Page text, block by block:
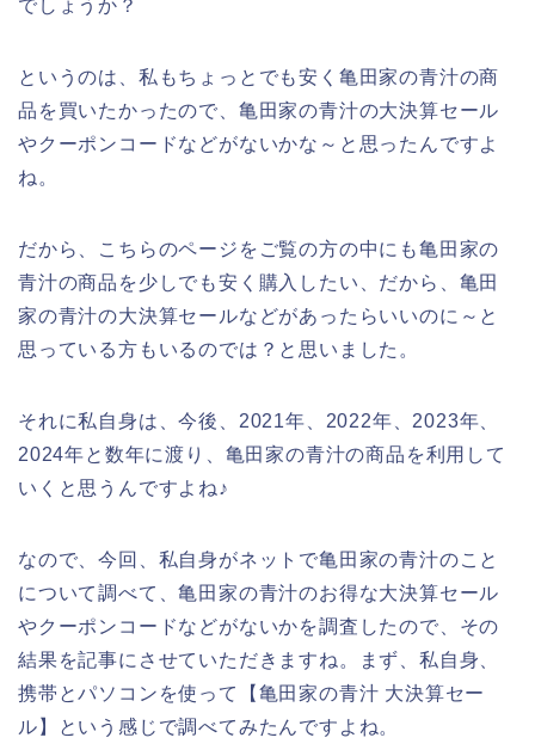
でしょうか？
というのは、私もちょっとでも安く亀田家の青汁の商
品を買いたかったので、亀田家の青汁の大決算セール
やクーポンコードなどがないかな～と思ったんですよ
ね。
だから、こちらのページをご覧の方の中にも亀田家の
青汁の商品を少しでも安く購入したい、だから、亀田
家の青汁の大決算セールなどがあったらいいのに～と
思っている方もいるのでは？と思いました。
それに私自身は、今後、2021年、2022年、2023年、
2024年と数年に渡り、亀田家の青汁の商品を利用して
いくと思うんですよね♪
なので、今回、私自身がネットで亀田家の青汁のこと
について調べて、亀田家の青汁のお得な大決算セール
やクーポンコードなどがないかを調査したので、その
結果を記事にさせていただきますね。まず、私自身、
携帯とパソコンを使って【亀田家の青汁 大決算セー
ル】という感じで調べてみたんですよね。